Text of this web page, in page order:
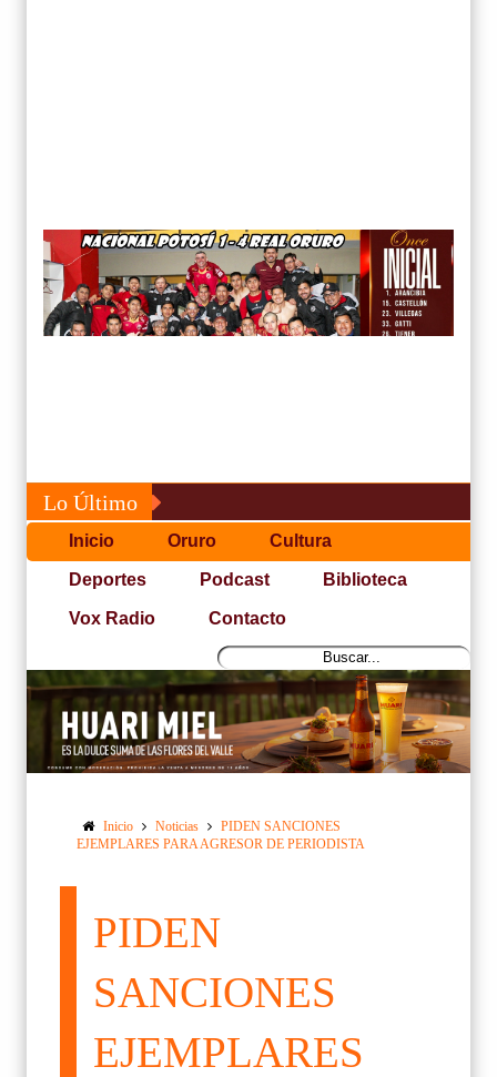
Lo Último
Inicio Oruro Cultura
Deportes Podcast Biblioteca
Vox Radio Contacto
Inicio Noticias
PIDEN SANCIONES
EJEMPLARES PARA AGRESOR DE PERIODISTA
PIDEN
SANCIONES
EJEMPLARES